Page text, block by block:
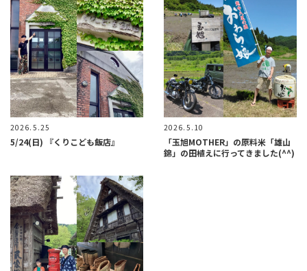
2026.5.25
5/24(日) 『くりこども飯店』
2026.5.10
「玉旭MOTHER」の原料米「雄山
錦」の田植えに行ってきました(^^)